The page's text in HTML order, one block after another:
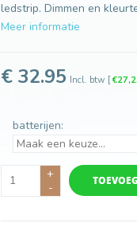
ledstrip. Dimmen en
Meer informatie
€ 32.95 Incl. btw [
batterijen:
+
-